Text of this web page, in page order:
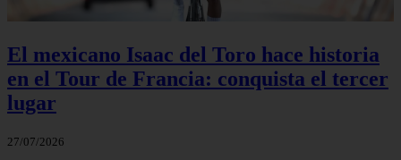
El mexicano Isaac del Toro hace historia
en el Tour de Francia: conquista el tercer
lugar
27/07/2026